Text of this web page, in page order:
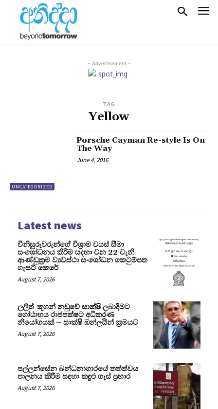
- Advertisement -
TAG
Yellow
UNCATEGORIZED
Porsche Cayman Re-style Is On
The Way
June 4, 2016
Latest news
විනිසුරුවරුන්ගේ විශ්‍රාම වයස් සීමා
සංශෝධනය කිරීම සඳහා වන 22 වැනි
ආණ්ඩුක්‍රම ව්‍යවස්ථා සංශෝධන කෙටුම්පත
ගැසට් කෙරේ
August 7, 2026
ලලිත්-කූගන් නඩුවේ සාක්ෂි ලබාදීමට
ගෝඨාභය රාජපක්ෂට අධිකරණ
නියෝගයක් – සාක්ෂි ඔන්ලයින් ක්‍රමයට
August 7, 2026
පල්ලන්සේන බන්ධනාගාරයේ තත්ත්වය
පාලනය කිරීම සඳහා කඳුළු ගෑස් ප්‍රහාර
August 7, 2026